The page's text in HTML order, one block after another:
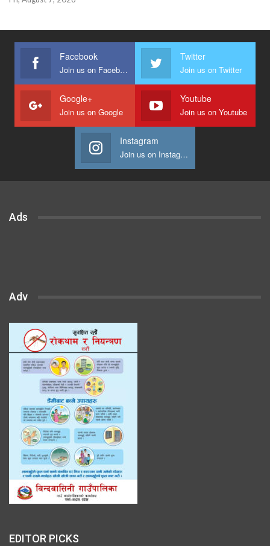
Facebook
Join us on Facebook
Twitter
Join us on Twitter
Google+
Join us on Google
Youtube
Join us on Youtube
Instagram
Join us on Instagram
Ads
Adv
EDITOR PICKS